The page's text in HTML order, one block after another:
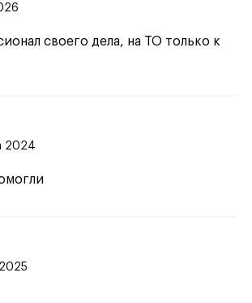
своего дела, на ТО только к
2024